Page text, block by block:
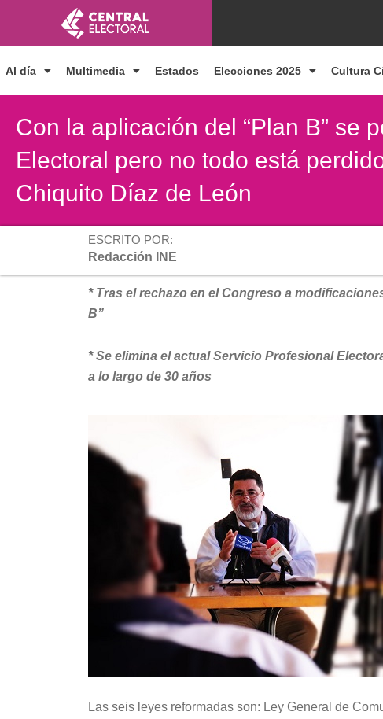
contenido
Al día Multimedia Estados Elecciones 2025 Cultura
Con la aplicación del “Plan B” se
Electoral pero no todo está
Chiquito Díaz de León
ESCRITO POR:
Redacción INE
* Tras el rechazo en el Congreso a
B”
* Se elimina el actual Servicio Profesional
a lo largo de 30 años
Las seis leyes reformadas son: Ley General de